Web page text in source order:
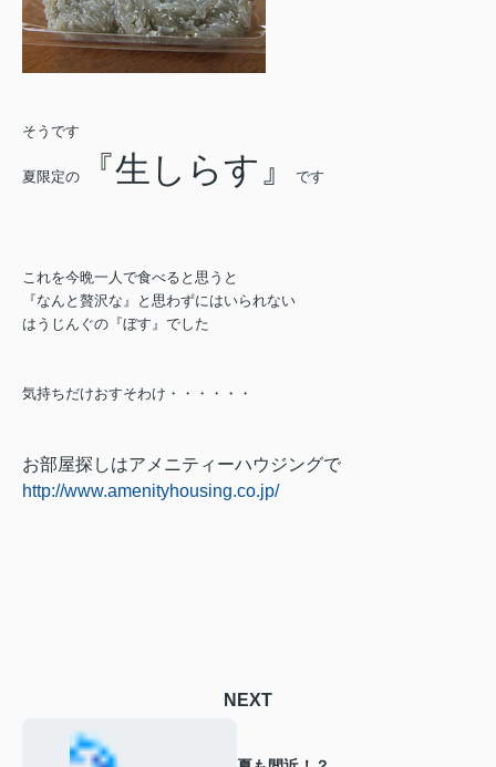
そうです
夏限定の 『生しらす』 です
これを今晩一人で食べると思うと
『なんと贅沢な』と思わずにはいられない
はうじんぐの『ぼす』でした
気持ちだけおすそわけ・・・・・・
お部屋探しはアメニティーハウジングで
http://www.amenityhousing.co.jp/
NEXT